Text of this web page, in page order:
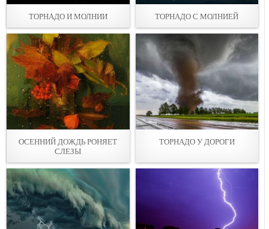
ТОРНАДО И МОЛНИИ ТОРНАДО С МОЛНИЕЙ
ОСЕННИЙ ДОЖДЬ РОНЯЕТ
СЛЕЗЫ
ТОРНАДО У ДОРОГИ